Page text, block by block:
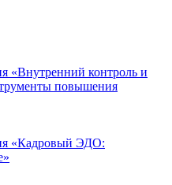
«Внутренний контроль и
повышения
«Кадровый ЭДО: